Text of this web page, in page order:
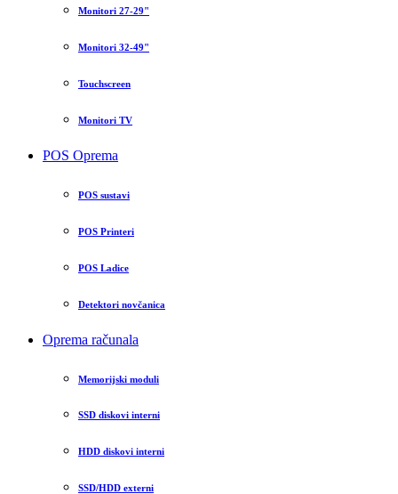
Monitori 27-29"
Monitori 32-49"
Touchscreen
Monitori TV
POS Oprema
POS sustavi
POS Printeri
POS Ladice
Detektori novčanica
Oprema računala
Memorijski moduli
SSD diskovi interni
HDD diskovi interni
SSD/HDD externi